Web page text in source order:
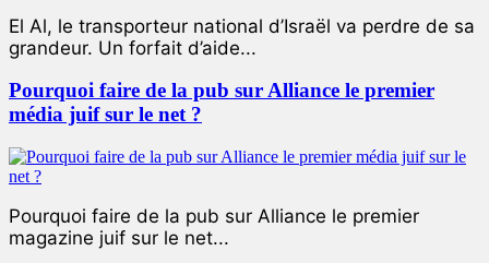
El Al, le transporteur national d’Israël va perdre de sa
grandeur. Un forfait d’aide...
Pourquoi faire de la pub sur Alliance le premier
média juif sur le net ?
Pourquoi faire de la pub sur Alliance le premier
magazine juif sur le net...